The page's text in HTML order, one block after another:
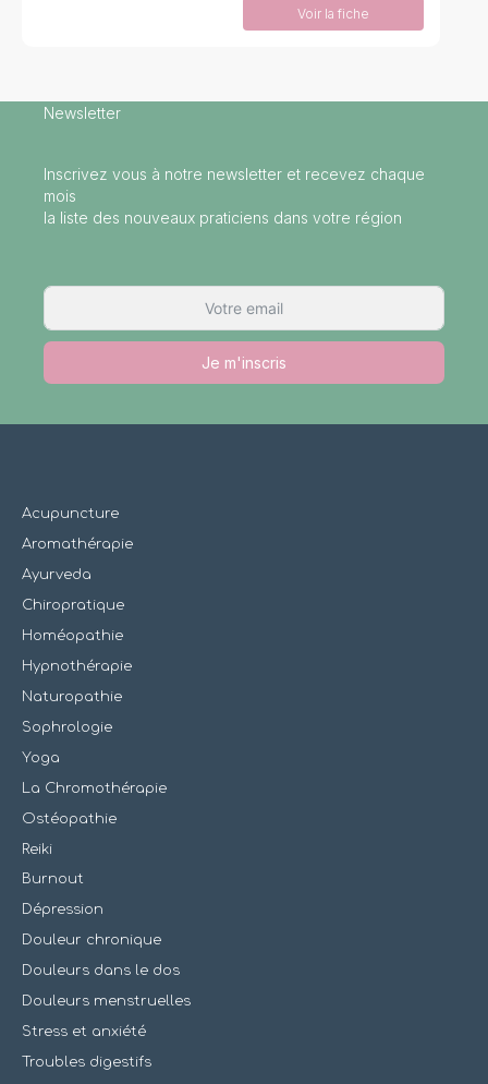
Voir la fiche
Newsletter
Inscrivez vous à notre newsletter et recevez chaque
mois
la liste des nouveaux praticiens dans votre région
Je m'inscris
Acupuncture
Aromathérapie
Ayurveda
Chiropratique
Homéopathie
Hypnothérapie
Naturopathie
Sophrologie
Yoga
La Chromothérapie
Ostéopathie
Reiki
Burnout
Dépression
Douleur chronique
Douleurs dans le dos
Douleurs menstruelles
Stress et anxiété
Troubles digestifs